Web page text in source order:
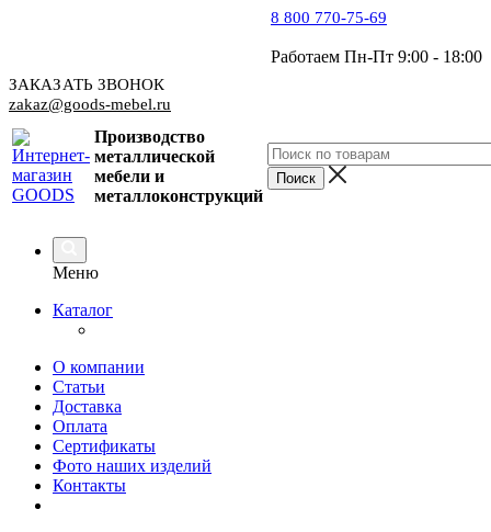
8 800 770-75-69
Работаем Пн-Пт 9:00 - 18:00
ЗАКАЗАТЬ ЗВОНОК
zakaz@goods-mebel.ru
Производство
металлической
мебели и
металлоконструкций
Меню
Каталог
О компании
Статьи
Доставка
Оплата
Сертификаты
Фото наших изделий
Контакты